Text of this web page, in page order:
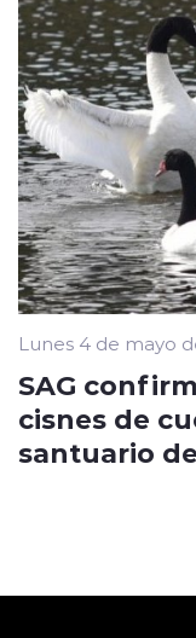
Lunes 4 de mayo
SAG
cisnes de
santuario